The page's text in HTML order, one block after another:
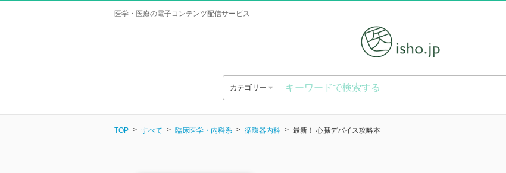
医学・医療の電子コンテンツ配信サービス
カテゴリー
TOP すべて 臨床医学・内科系 循環器内科 最新！ 心臓デバイス攻略本